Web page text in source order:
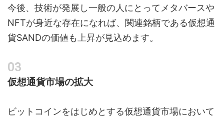
今後、技術が発展し一般の人にとってメタバースや
NFTが身近な存在になれば、関連銘柄である仮想通
貨SANDの価値も上昇が見込めます。
仮想通貨市場の拡大
ビットコインをはじめとする仮想通貨市場において